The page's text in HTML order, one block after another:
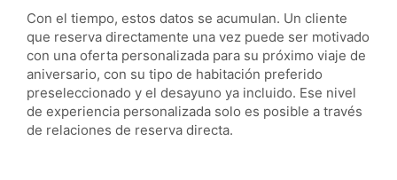
Con el tiempo, estos datos se acumulan. Un cliente
que reserva directamente una vez puede ser motivado
con una oferta personalizada para su próximo viaje de
aniversario, con su tipo de habitación preferido
preseleccionado y el desayuno ya incluido. Ese nivel
de experiencia personalizada solo es posible a través
de relaciones de reserva directa.